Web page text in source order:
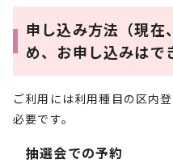
申し込み方法（現在
め、お申し込みはで
ご利用には利用種目の区内
必要です。
抽選会での予約